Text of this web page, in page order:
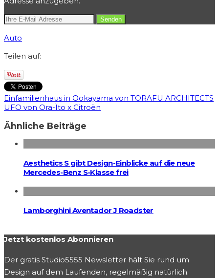
Auto
Teilen auf:
Einfamilienhaus in Ookayama von TORAFU ARCHITECTS
UFO von Ora-Ïto x Citroën
Ähnliche Beiträge
Aesthetics S gibt Design-Einblicke auf die neue
Mercedes-Benz S-Klasse frei
Lamborghini Aventador J Roadster
Jetzt kostenlos Abonnieren
Der gratis Studio5555 Newsletter hält Sie rund um
Design auf dem Laufenden, regelmäßig natürlich.